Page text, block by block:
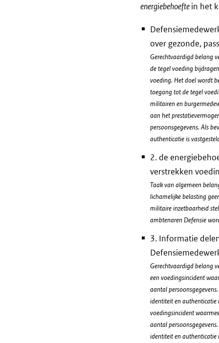
energiebehoeftein het
over gezonde,
Gerechtvaardigd belang
de tegel voeding
voeding. Het doel wordt
toegang tot de tegel
militairen en
aan het
persoonsgegevens. Als
authenticatie is
2. de
verstrekken
Taak van algemeen
lichamelijke belasting
militaire inzetbaarheid
ambtenaren Defensie
3. Informatie
Gerechtvaardigd belang
een voedingsincident
aantal
identiteit en authenticatie
voedingsincident
aantal
identiteit en authenticatie